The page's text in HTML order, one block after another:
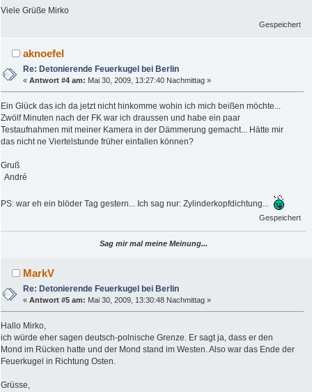
Viele Grüße Mirko
Gespeichert
aknoefel
Re: Detonierende Feuerkugel bei Berlin
«Antwort #4 am: Mai 30, 2009, 13:27:40 Nachmittag »
Ein Glück das ich da jetzt nicht hinkomme wohin ich mich beißen möchte...
Zwölf Minuten nach der FK war ich draussen und habe ein paar
Testaufnahmen mit meiner Kamera in der Dämmerung gemacht... Hätte mir
das nicht ne Viertelstunde früher einfallen können?
Gruß
André
PS: war eh ein blöder Tag gestern... Ich sag nur: Zylinderkopfdichtung...
Gespeichert
Sag mir mal meine Meinung...
MarkV
Re: Detonierende Feuerkugel bei Berlin
«Antwort #5 am: Mai 30, 2009, 13:30:48 Nachmittag »
Hallo Mirko,
ich würde eher sagen deutsch-polnische Grenze. Er sagt ja, dass er den
Mond im Rücken hatte und der Mond stand im Westen. Also war das Ende der
Feuerkugel in Richtung Osten.
Grüsse,